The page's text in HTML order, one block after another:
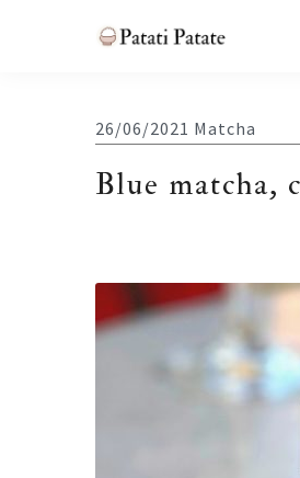
26/06/2021 Matcha
Blue matcha,